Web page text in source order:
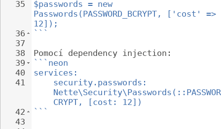
35
36
37
38
39
40
41
42
43
$passwords = new
Passwords(PASSWORD_BCRYPT, ['cost' =>
12]);
```
Pomocí dependency injection:
```neon
services:
security.passwords:
CRYPT, [cost: 12])
```